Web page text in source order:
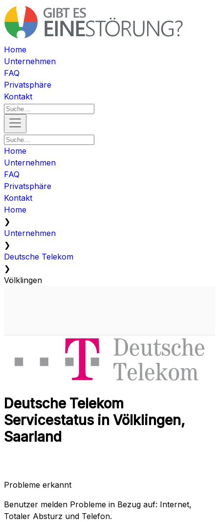
Home
Unternehmen
FAQ
Privatsphäre
Kontakt
Home
Unternehmen
FAQ
Privatsphäre
Kontakt
Home
❯
Unternehmen
❯
Deutsche Telekom
❯
Völklingen
Deutsche Telekom
Servicestatus in Völklingen,
Saarland
Probleme erkannt
Benutzer melden Probleme in Bezug auf: Internet,
Totaler Absturz und Telefon.